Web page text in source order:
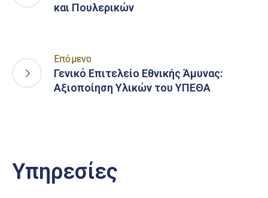
και Πουλερικών
Επόμενο
Γενικό Επιτελείο Εθνικής Άμυνας:
Αξιοποίηση Υλικών του ΥΠΕΘΑ
Υπηρεσίες